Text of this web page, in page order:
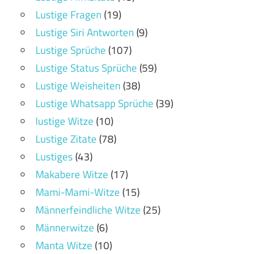
Lustige Fragen(19)
Lustige Siri Antworten(9)
Lustige Sprüche(107)
Lustige Status Sprüche(59)
Lustige Weisheiten(38)
Lustige Whatsapp Sprüche(39)
lustige Witze(10)
Lustige Zitate(78)
Lustiges(43)
Makabere Witze(17)
Mami-Mami-Witze(15)
Männerfeindliche Witze(25)
Männerwitze(6)
Manta Witze(10)